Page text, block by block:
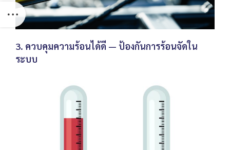
3. ควบคุมความร้อนได้ดี — ป้องกันการร้อนจัดใน
ระบบ